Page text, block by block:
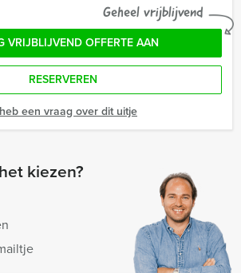
Geheel vrijblijvend
VRIJBLIJVEND OFFERTE AAN
RESERVEREN
een vraag over dit uitje
kiezen?